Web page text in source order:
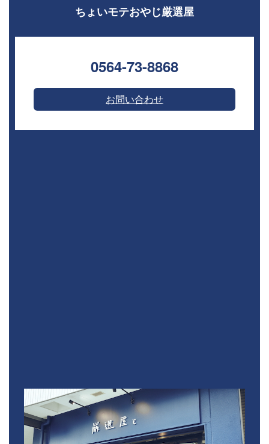
ちょいモテおやじ厳選屋
0564-73-8868⁣
お問い合わせ